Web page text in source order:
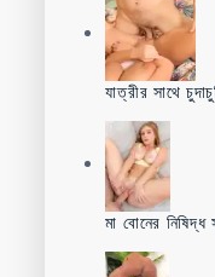
যাত্রীর সাথে
মা বোনের নিষিদ্ধ